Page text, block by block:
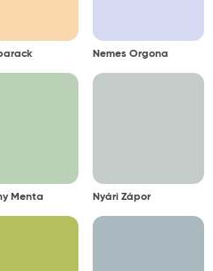
Nemes Orgona
Menta Nyári Zápor